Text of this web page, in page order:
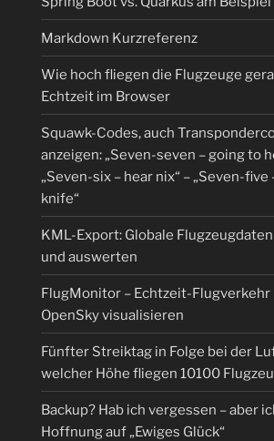
Markdown Kurzreferenz
Wie hoch fliegen die Flugzeuge
Echtzeit im Browser
Squawk-Codes, auch
anzeigen: „Seven-seven – going to
„Seven-six – hear nix“ – „Seven-five
knife“
KML-Export: Globale
und auswerten
FlugMonitor – Echtzeit-Flugverkehr
OpenSky visualisieren
Fünfter Streiktag in Folge bei der
welcher Höhe fliegen 10100
Backup? Hab ich vergessen – aber
Hoffnung auf „Ewiges Glück“